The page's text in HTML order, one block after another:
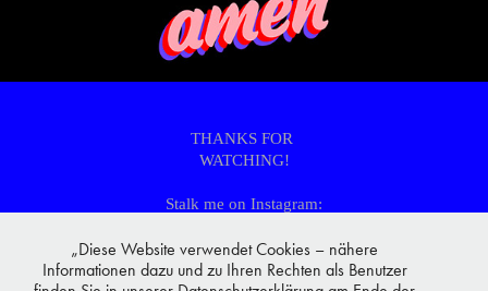
THANKS FOR
WATCHING!
Stalk me on Instagram:
lisafreudenthaler.com
„Diese Website verwendet Cookies – nähere
Informationen dazu und zu Ihren Rechten als Benutzer